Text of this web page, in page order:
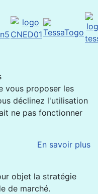
vous proposer les
déclinez l'utilisation
ne pas fonctionner
En savoir plus
objet la stratégie
de marché.